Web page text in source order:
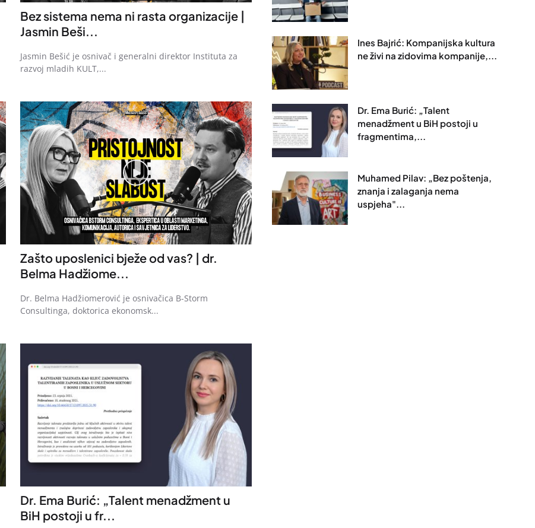
Bez sistema nema ni rasta organizacije |
Jasmin Beši...
Jasmin Bešić je osnivač i generalni direktor Instituta za
razvoj mladih KULT,...
Zašto uposlenici bježe od vas? | dr.
Belma Hadžiome...
Dr. Belma Hadžiomerović je osnivačica B-Storm
Consultinga, doktorica ekonomsk...
Dr. Ema Burić: „Talent menadžment u
BiH postoji u fr...
Ines Bajrić: Kompanijska kultura
ne živi na zidovima kompanije,...
Dr. Ema Burić: „Talent
menadžment u BiH postoji u
fragmentima,...
Muhamed Pilav: „Bez poštenja,
znanja i zalaganja nema
uspjeha"...